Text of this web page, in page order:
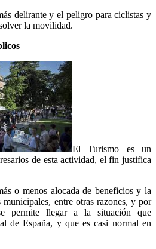
delirante y el peligro para ciclistas y
la movilidad.
El Turismo es un
de esta actividad, el fin justifica
o menos alocada de beneficios y la
entre otras razones, y por
permite llegar a la situación que
de España, y que es casi normal en